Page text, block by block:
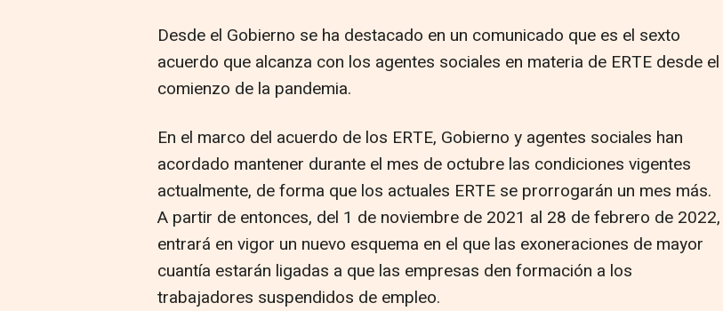
Desde el Gobierno se ha destacado en un comunicado que es el sexto
acuerdo que alcanza con los agentes sociales en materia de ERTE desde el
comienzo de la pandemia.
En el marco del acuerdo de los ERTE, Gobierno y agentes sociales han
acordado mantener durante el mes de octubre las condiciones vigentes
actualmente, de forma que los actuales ERTE se prorrogarán un mes más.
A partir de entonces, del 1 de noviembre de 2021 al 28 de febrero de 2022,
entrará en vigor un nuevo esquema en el que las exoneraciones de mayor
cuantía estarán ligadas a que las empresas den formación a los
trabajadores suspendidos de empleo.